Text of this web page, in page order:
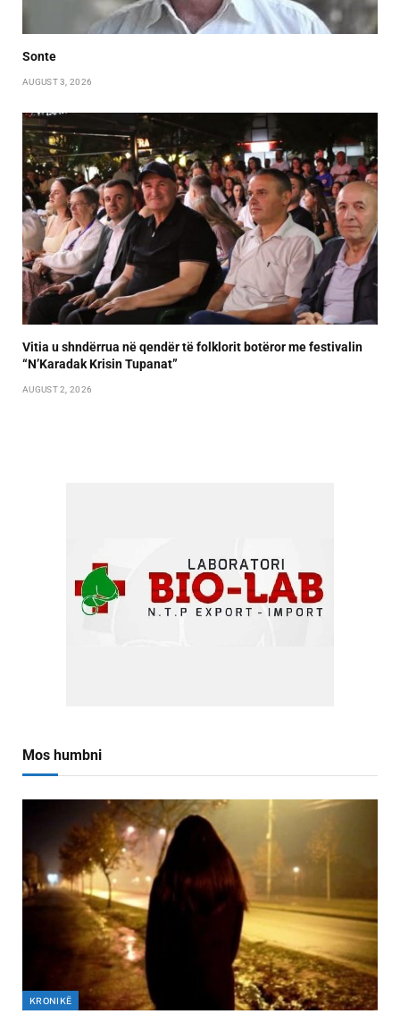
Sonte
AUGUST 3, 2026
Vitia u shndërrua në qendër të folklorit botëror me festivalin
“N’Karadak Krisin Tupanat”
AUGUST 2, 2026
Mos humbni
KRONIKË